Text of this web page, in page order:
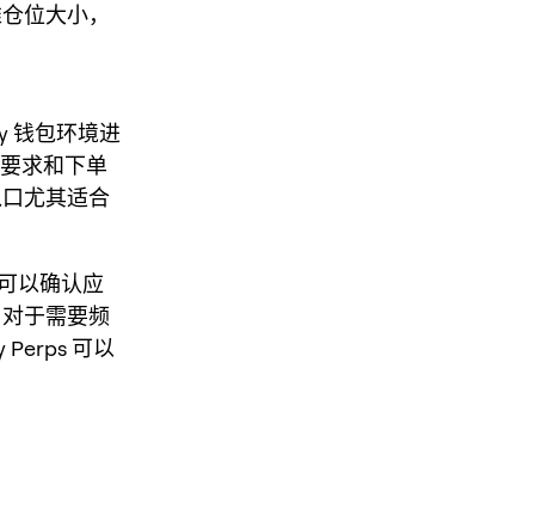
位大小，
钱包环境进
求和下单
尤其适合
以确认应
于需要频
Perps 可以